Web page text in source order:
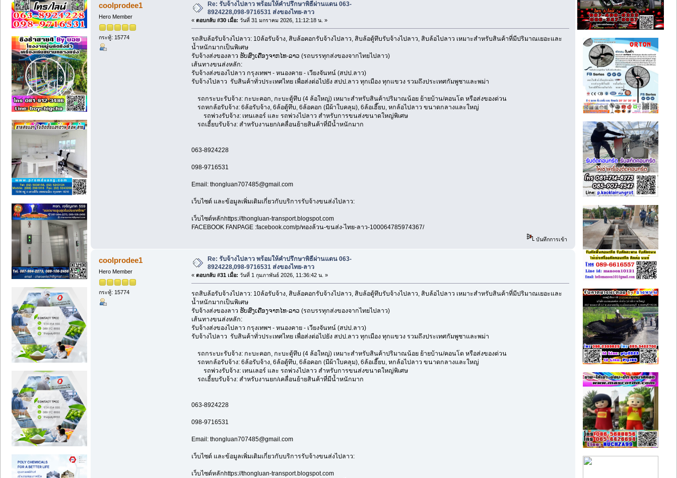
coolprodee1
Hero Member
กระทู้: 15774
Re: รับจ้างไปลาว พร้อมให้คำปรึกษาพิธีผ่านแดน 063-
8924228,098-9716531 ส่งของไทย-ลาว
« ตอบกลับ #30 เมื่อ: วันที่ 31 มกราคม 2026, 11:12:18 น. »
รถสิบล้อรับจ้างไปลาว: 10ล้อรับจ้าง, สิบล้อคอกรับจ้างไปลาว, สิบล้อตู้ทึบรับจ้างไปลาว, สิบล้อไปลาว เหมาะสำหรับสินค้าที่มีปริมาณเยอะและ
น้ำหนักมากเป็นพิเศษ
รับจ้างส่งของลาว ຮັບສົ່ງເຄື່ອງຈາກໄທ-ລາວ (รถบรรทุกส่งของจากไทยไปลาว)
เส้นทางขนส่งหลัก:
รับจ้างส่งของไปลาว กรุงเทพฯ - หนองคาย - เวียงจันทน์ (สปป.ลาว)
รับจ้างไปลาว รับสินค้าทั่วประเทศไทย เพื่อส่งต่อไปยัง สปป.ลาว ทุกเมือง ทุกแขวง รวมถึงประเทศกัมพูชาและพม่า
รถกระบะรับจ้าง: กะบะคอก, กะบะตู้ทึบ (4 ล้อใหญ่) เหมาะสำหรับสินค้าปริมาณน้อย ย้ายบ้าน/คอนโด หรือส่งของด่วน
รถหกล้อรับจ้าง: 6ล้อรับจ้าง, 6ล้อตู้ทึบ, 6ล้อคอก (มีผ้าใบคลุม), 6ล้อเฮี๊ยบ, หกล้อไปลาว ขนาดกลางและใหญ่
รถพ่วงรับจ้าง: เทนเลอร์ และ รถพ่วงไปลาว สำหรับการขนส่งขนาดใหญ่พิเศษ
รถเฮี้ยบรับจ้าง: สำหรับงานยก/เคลื่อนย้ายสินค้าที่มีน้ำหนักมาก
063-8924228
098-9716531
Email: thongluan707485@gmail.com
เว็บไซต์ และข้อมูลเพิ่มเติมเกี่ยวกับบริการรับจ้างขนส่งไปลาว:
เว็บไซต์หลักhttps://thongluan-transport.blogspot.com
FACEBOOK FANPAGE :facebook.com/p/ทองล้วน-ขนส่ง-ไทย-ลาว-100064785974367/
บันทึกการเข้า
coolprodee1
Hero Member
กระทู้: 15774
Re: รับจ้างไปลาว พร้อมให้คำปรึกษาพิธีผ่านแดน 063-
8924228,098-9716531 ส่งของไทย-ลาว
« ตอบกลับ #31 เมื่อ: วันที่ 1 กุมภาพันธ์ 2026, 11:36:42 น. »
รถสิบล้อรับจ้างไปลาว: 10ล้อรับจ้าง, สิบล้อคอกรับจ้างไปลาว, สิบล้อตู้ทึบรับจ้างไปลาว, สิบล้อไปลาว เหมาะสำหรับสินค้าที่มีปริมาณเยอะและ
น้ำหนักมากเป็นพิเศษ
รับจ้างส่งของลาว ຮັບສົ່ງເຄື່ອງຈາກໄທ-ລາວ (รถบรรทุกส่งของจากไทยไปลาว)
เส้นทางขนส่งหลัก:
รับจ้างส่งของไปลาว กรุงเทพฯ - หนองคาย - เวียงจันทน์ (สปป.ลาว)
รับจ้างไปลาว รับสินค้าทั่วประเทศไทย เพื่อส่งต่อไปยัง สปป.ลาว ทุกเมือง ทุกแขวง รวมถึงประเทศกัมพูชาและพม่า
รถกระบะรับจ้าง: กะบะคอก, กะบะตู้ทึบ (4 ล้อใหญ่) เหมาะสำหรับสินค้าปริมาณน้อย ย้ายบ้าน/คอนโด หรือส่งของด่วน
รถหกล้อรับจ้าง: 6ล้อรับจ้าง, 6ล้อตู้ทึบ, 6ล้อคอก (มีผ้าใบคลุม), 6ล้อเฮี๊ยบ, หกล้อไปลาว ขนาดกลางและใหญ่
รถพ่วงรับจ้าง: เทนเลอร์ และ รถพ่วงไปลาว สำหรับการขนส่งขนาดใหญ่พิเศษ
รถเฮี้ยบรับจ้าง: สำหรับงานยก/เคลื่อนย้ายสินค้าที่มีน้ำหนักมาก
063-8924228
098-9716531
Email: thongluan707485@gmail.com
เว็บไซต์ และข้อมูลเพิ่มเติมเกี่ยวกับบริการรับจ้างขนส่งไปลาว:
เว็บไซต์หลักhttps://thongluan-transport.blogspot.com